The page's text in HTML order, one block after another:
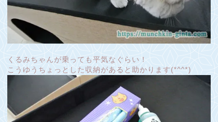
くるみちゃんが乗っても平気なぐらい！
こうゆうちょっとした収納があると助かります(*^^*)